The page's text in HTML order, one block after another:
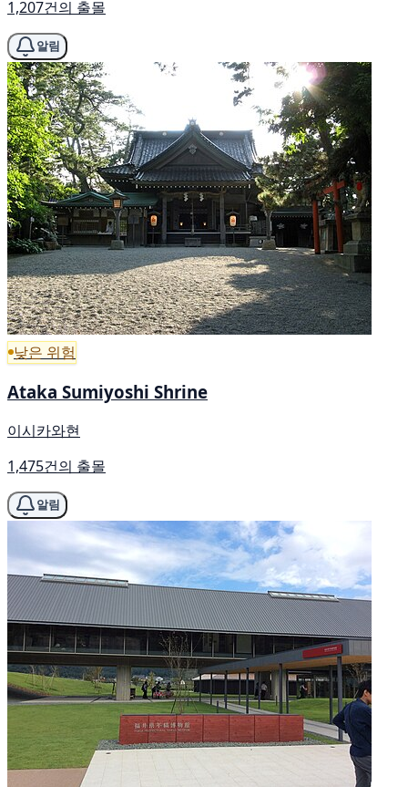
1,207건의 출몰
알림
낮은 위험
Ataka Sumiyoshi Shrine
이시카와현
1,475건의 출몰
알림